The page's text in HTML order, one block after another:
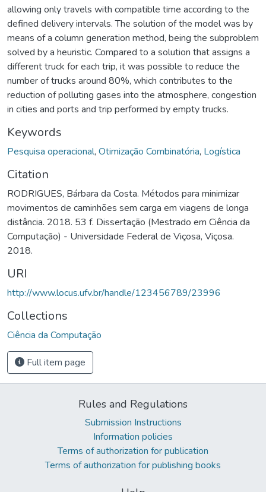
allowing only travels with compatible time according to the
defined delivery intervals. The solution of the model was by
means of a column generation method, being the subproblem
solved by a heuristic. Compared to a solution that assigns a
different truck for each trip, it was possible to reduce the
number of trucks around 80%, which contributes to the
reduction of polluting gases into the atmosphere, congestion
in cities and ports and trip performed by empty trucks.
Keywords
Pesquisa operacional, Otimização Combinatória, Logística
Citation
RODRIGUES, Bárbara da Costa. Métodos para minimizar
movimentos de caminhões sem carga em viagens de longa
distância. 2018. 53 f. Dissertação (Mestrado em Ciência da
Computação) - Universidade Federal de Viçosa, Viçosa.
2018.
URI
http://www.locus.ufv.br/handle/123456789/23996
Collections
Ciência da Computação
Full item page
Rules and Regulations
Submission Instructions
Information policies
Terms of authorization for publication
Terms of authorization for publishing books